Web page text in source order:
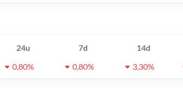
24u 7d 14d
0,80% 0,80% 3,30%